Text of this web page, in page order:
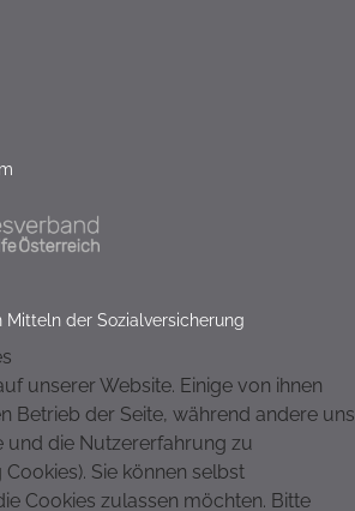
Mitteln der Sozialversicherung
unserer Website. Einige von ihnen
Betrieb der Seite, während andere uns
und die Nutzererfahrung zu
Sie können selbst
Cookies zulassen möchten. Bitte